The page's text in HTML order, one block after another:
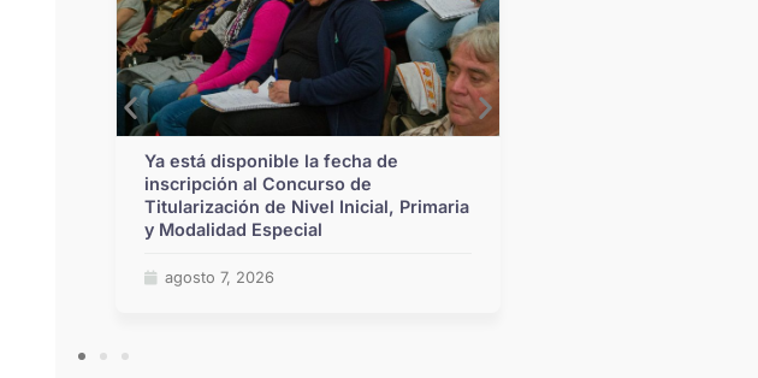
Ya está disponible la fecha de
inscripción al Concurso de
Titularización de Nivel Inicial, Primaria
y Modalidad Especial
agosto 7, 2026